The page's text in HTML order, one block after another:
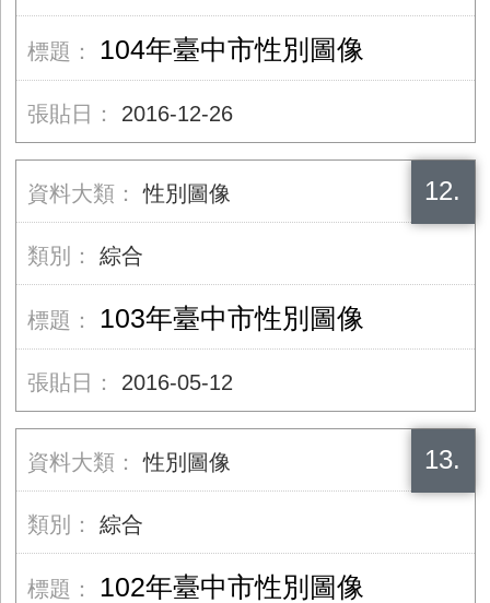
104年臺中市性別圖像
2016-12-26
12.
性別圖像
綜合
103年臺中市性別圖像
2016-05-12
13.
性別圖像
綜合
102年臺中市性別圖像